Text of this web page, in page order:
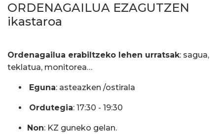
ORDENAGAILUA EZAGUTZEN
ikastaroa
Ordenagailua erabiltzeko lehen urratsak: sagua,
teklatua, monitorea…
Eguna: asteazken /ostirala
Ordutegia: 17:30 - 19:30
Non: KZ guneko gelan.